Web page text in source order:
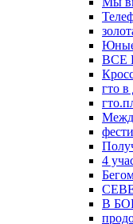
ВСЕ
гто в
4
В